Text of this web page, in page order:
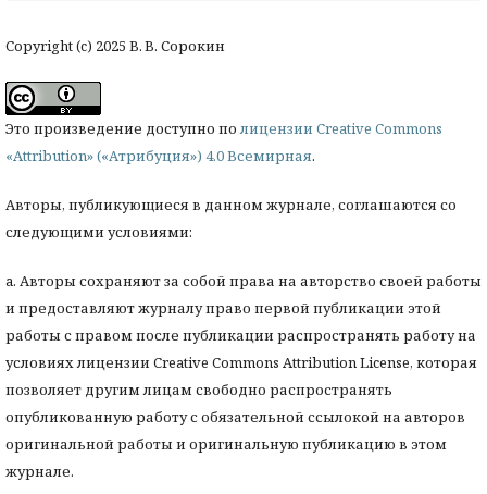
Copyright (c) 2025 В. В. Сорокин
Это произведение доступно полицензии Creative Commons
«Attribution» («Атрибуция») 4.0 Всемирная.
Авторы, публикующиеся в данном журнале, соглашаются со
следующими условиями:
a. Авторы сохраняют за собой права на авторство своей работы
и предоставляют журналу право первой публикации этой
работы с правом после публикации распространять работу на
условиях лицензии Creative Commons Attribution License, которая
позволяет другим лицам свободно распространять
опубликованную работу с обязательной ссылокой на авторов
оригинальной работы и оригинальную публикацию в этом
журнале.